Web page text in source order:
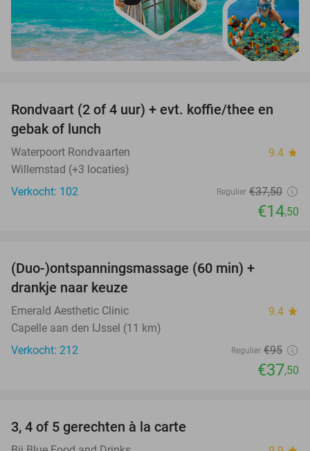
61%
Rondvaart (2 of 4 uur) + evt. koffie/thee en
gebak of lunch
Waterpoort Rondvaarten 9.4 star
Willemstad (+3 locaties)
Verkocht: 102
Regulier €37,50
€14,50
(Duo-)ontspanningsmassage (60 min) +
drankje naar keuze
Emerald Aesthetic Clinic 9.4 star
Capelle aan den IJssel (11 km)
Verkocht: 212
Regulier €95
€37,50
3, 4 of 5 gerechten à la carte